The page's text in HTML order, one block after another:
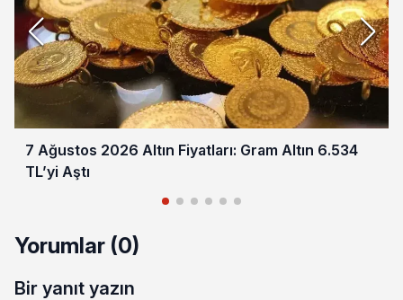
7 Ağustos 2026 Altın Fiyatları: Gram Altın 6.534
TL’yi Aştı
Yorumlar (0)
Bir yanıt yazın